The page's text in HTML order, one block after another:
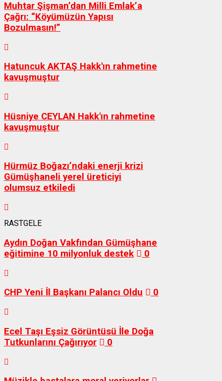
Muhtar Şişman’dan Milli Emlak’a
Çağrı: “Köyümüzün Yapısı
Bozulmasın!”
Hatuncuk AKTAŞ Hakk'ın rahmetine
kavuşmuştur
Hüsniye CEYLAN Hakk'ın rahmetine
kavuşmuştur
Hürmüz Boğazı’ndaki enerji krizi
Gümüşhaneli yerel üreticiyi
olumsuz etkiledi
RASTGELE
Aydın Doğan Vakfından Gümüşhane
eğitimine 10 milyonluk destek
0
CHP Yeni İl Başkanı Palancı Oldu 0
Ecel Taşı Eşsiz Görüntüsü İle Doğa
Tutkunlarını Çağırıyor
0